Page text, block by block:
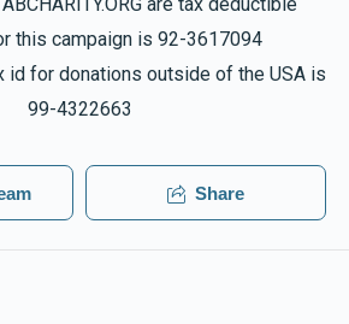
this campaign is 92-3617094
id for donations outside of the USA is
99-4322663
Share